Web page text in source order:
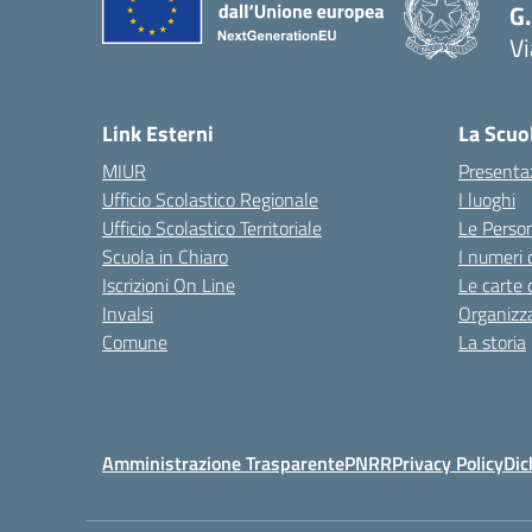
Link Esterni
MIUR
Ufficio Scolastico Regionale
Ufficio Scolastico Territoriale
Scuola in Chiaro
Iscrizioni On Line
Invalsi
Comune
La
I luoghi
Le
I numeri
Le carte
La storia
Amministrazione TrasparentePNRRPrivacy Policy